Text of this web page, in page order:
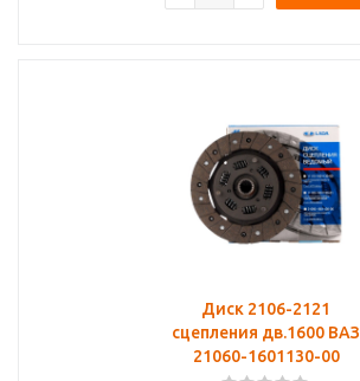
Диск 2106-2121
сцепления дв.1600 ВАЗ
21060-1601130-00